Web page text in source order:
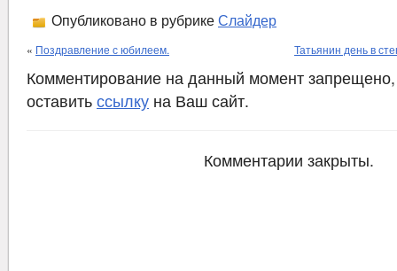
Опубликовано в рубрике Слайдер
« Поздравление с юбилеем. Татьянин день в
Комментирование на данный момент
оставить ссылку на Ваш сайт.
Комментарии закрыты.